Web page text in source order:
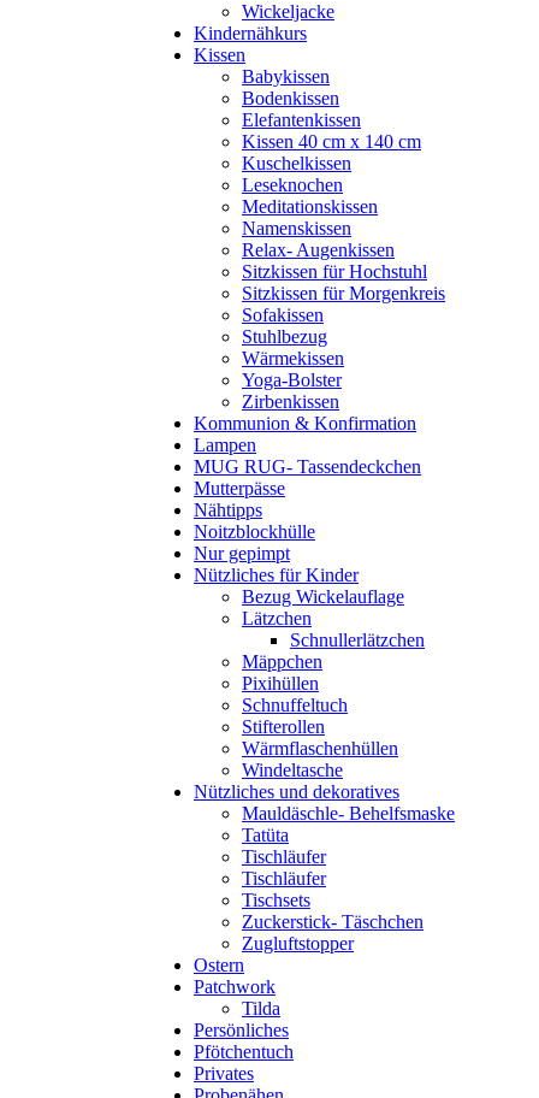
Wickeljacke
Kindernähkurs
Kissen
Babykissen
Bodenkissen
Elefantenkissen
Kissen 40 cm x 140 cm
Kuschelkissen
Leseknochen
Meditationskissen
Namenskissen
Relax- Augenkissen
Sitzkissen für Hochstuhl
Sitzkissen für Morgenkreis
Sofakissen
Stuhlbezug
Wärmekissen
Yoga-Bolster
Zirbenkissen
Kommunion & Konfirmation
Lampen
MUG RUG- Tassendeckchen
Mutterpässe
Nähtipps
Noitzblockhülle
Nur gepimpt
Nützliches für Kinder
Bezug Wickelauflage
Lätzchen
Schnullerlätzchen
Mäppchen
Pixihüllen
Schnuffeltuch
Stifterollen
Wärmflaschenhüllen
Windeltasche
Nützliches und dekoratives
Mauldäschle- Behelfsmaske
Tatüta
Tischläufer
Tischläufer
Tischsets
Zuckerstick- Täschchen
Zugluftstopper
Ostern
Patchwork
Tilda
Persönliches
Pfötchentuch
Privates